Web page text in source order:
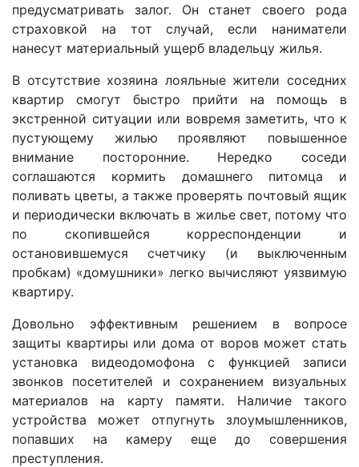
предусматривать залог. Он станет своего рода
страховкой на тот случай, если наниматели
нанесут материальный ущерб владельцу жилья.
В отсутствие хозяина лояльные жители соседних
квартир смогут быстро прийти на помощь в
экстренной ситуации или вовремя заметить, что к
пустующему жилью проявляют повышенное
внимание посторонние. Нередко соседи
соглашаются кормить домашнего питомца и
поливать цветы, а также проверять почтовый ящик
и периодически включать в жилье свет, потому что
по скопившейся корреспонденции и
остановившемуся счетчику (и выключенным
пробкам) «домушники» легко вычисляют уязвимую
квартиру.
Довольно эффективным решением в вопросе
защиты квартиры или дома от воров может стать
установка видеодомофона с функцией записи
звонков посетителей и сохранением визуальных
материалов на карту памяти. Наличие такого
устройства может отпугнуть злоумышленников,
попавших на камеру еще до совершения
преступления.